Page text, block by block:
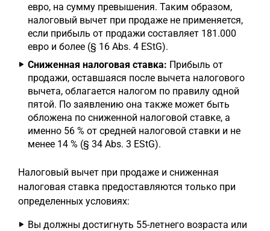
евро, на сумму превышения. Таким образом,
налоговый вычет при продаже не применяется,
если прибыль от продажи составляет 181.000
евро и более (§ 16 Abs. 4 EStG).
Сниженная налоговая ставка: Прибыль от
продажи, оставшаяся после вычета налогового
вычета, облагается налогом по правилу одной
пятой. По заявлению она также может быть
обложена по сниженной налоговой ставке, а
именно 56 % от средней налоговой ставки и не
менее 14 % (§ 34 Abs. 3 EStG).
Налоговый вычет при продаже и сниженная
налоговая ставка предоставляются только при
определенных условиях:
Вы должны достигнуть 55-летнего возраста или